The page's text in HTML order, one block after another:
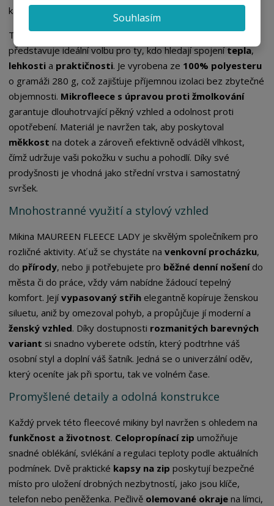
Souhlasím
t
í
v
í
každodenní nošení i volnočasové aktivity.
Tato mikina, pojmenovaná MAUREEN FLEECE LADY 280g,
představuje ideální volbu pro ty, kdo hledají spojenítepla,
lehkosti a praktičnosti. Je vyrobena ze 100% polyesteru
o gramáži 280 g, což zajišťuje příjemnou izolaci bez zbytečné
objemnosti. Mikrofleece s úpravou proti žmolkování
garantuje dlouhotrvající pěkný vzhled a odolnost proti
opotřebení. Materiál je navržen tak, aby poskytoval
měkkost na dotek a zároveň efektivně odváděl vlhkost,
čímž udržuje vaši pokožku v suchu a pohodlí. Díky své
prodyšnosti je vhodná jako střední vrstva i samostatný
svršek.
Mnohostranné využití a stylový vzhled
Mikina MAUREEN FLEECE LADY je skvělým společníkem pro
rozličné aktivity. Ať už se chystáte navenkovní procházku,
do přírody, nebo ji potřebujete pro běžné denní nošenído
města či do práce, vždy vám nabídne žádoucí tepelný
komfort. Jejívypasovaný střih elegantně kopíruje ženskou
siluetu, aniž by omezoval pohyb, a propůjčuje jí moderní a
ženský vzhled. Díky dostupnosti rozmanitých barevných
variant si snadno vyberete odstín, který podtrhne váš
osobní styl a doplní váš šatník. Jedná se o univerzální oděv,
který oceníte jak při sportu, tak ve volném čase.
Promyšlené detaily a odolná konstrukce
Každý prvek této fleecové mikiny byl navržen s ohledem na
funkčnost a životnost. Celopropínací zip umožňuje
snadné oblékání, svlékání a regulaci teploty podle aktuálních
podmínek. Dvě praktické kapsy na zip poskytují bezpečné
místo pro uložení drobných nezbytností, jako jsou klíče,
telefon nebo peněženka. Pečlivě olemované okraje na límci,